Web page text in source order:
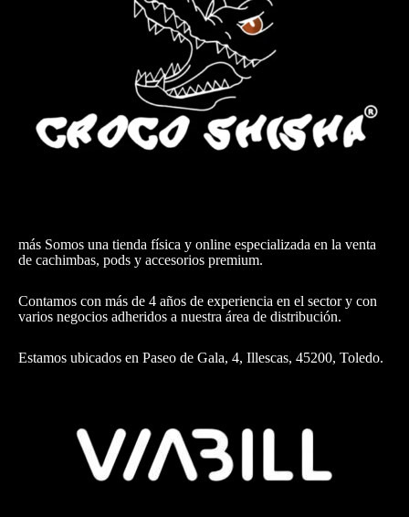
más Somos una tienda física y online especializada en la venta
de cachimbas, pods y accesorios premium.
Contamos con más de 4 años de experiencia en el sector y con
varios negocios adheridos a nuestra área de distribución.
Estamos ubicados en Paseo de Gala, 4, Illescas, 45200, Toledo.